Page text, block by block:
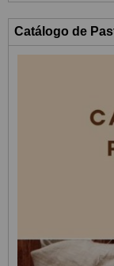
Catálogo de